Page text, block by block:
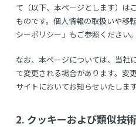
て（以下、本ページとします）は
ものです。個人情報の取扱いや移
シーポリシー」もご参照ください。
なお、本ページについては、当社
て変更される場合があります。変
サイトにおいてお知らせいたします
2. クッキーおよび類似技